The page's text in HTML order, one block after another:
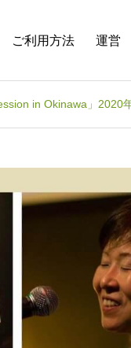
ご利用方法 運営
in Okinawa」2020